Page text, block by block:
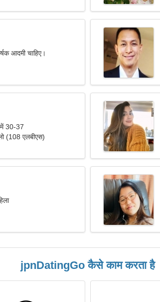
आदमी चाहिए।
30-37
(108 एलबीएस)
jpnDatingGo कैसे काम करता है